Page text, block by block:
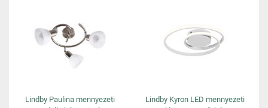
Lindby Paulina mennyezeti
Lindby Kyron LED mennyezeti